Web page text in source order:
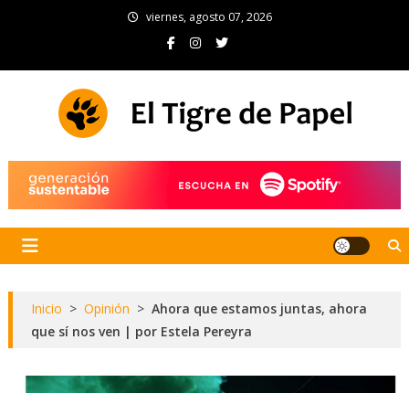
viernes, agosto 07, 2026
Inicio > Opinión > Ahora que estamos juntas, ahora
que sí nos ven | por Estela Pereyra